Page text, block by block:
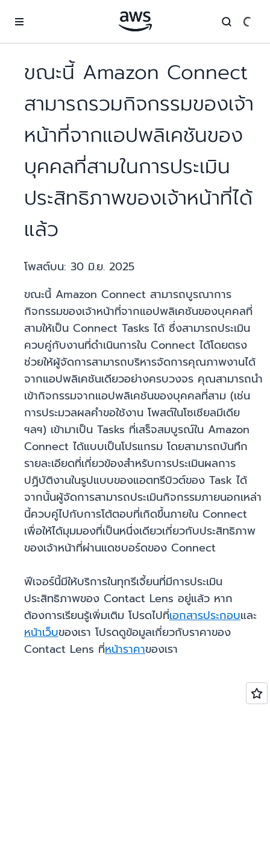
ขณะนี้ Amazon Connect
สามารถรวมกิจกรรมของเจ้า
หน้าที่จากแอปพลิเคชันของ
บุคคลที่สามในการประเมิน
ประสิทธิภาพของเจ้าหน้าที่ได้
แล้ว
โพสต์บน: 30 มิ.ย. 2025
ขณะนี้ Amazon Connect สามารถบูรณาการ
กิจกรรมของเจ้าหน้าที่จากแอปพลิเคชันของบุคคลที่
สามให้เป็น Connect Tasks ได้ ซึ่งสามารถประเมิน
ควบคู่กับงานที่ดำเนินการใน Connect ได้โดยตรง
ช่วยให้ผู้จัดการสามารถบริหารจัดการคุณภาพงานได้
จากแอปพลิเคชันเดียวอย่างครบวงจร คุณสามารถนำ
เข้ากิจกรรมจากแอปพลิเคชันของบุคคลที่สาม (เช่น
การประมวลผลคำขอใช้งาน โพสต์ในโซเชียลมีเดีย
ฯลฯ) เข้ามาเป็น Tasks ที่เสร็จสมบูรณ์ใน Amazon
Connect ได้แบบเป็นโปรแกรม โดยสามารถบันทึก
รายละเอียดที่เกี่ยวข้องสำหรับการประเมินผลการ
ปฏิบัติงานในรูปแบบของแอตทรีบิวต์ของ Task ได้
จากนั้นผู้จัดการสามารถประเมินกิจกรรมภายนอกเหล่า
นี้ควบคู่ไปกับการโต้ตอบที่เกิดขึ้นภายใน Connect
เพื่อให้ได้มุมมองที่เป็นหนึ่งเดียวเกี่ยวกับประสิทธิภาพ
ของเจ้าหน้าที่ผ่านแดชบอร์ดของ Connect
ฟีเจอร์นี้มีให้บริการในทุกรีเจี้ยนที่มีการประเมิน
ประสิทธิภาพของ Contact Lens อยู่แล้ว หาก
ต้องการเรียนรู้เพิ่มเติม โปรดไปที่เอกสารประกอบและ
หน้าเว็บของเรา โปรดดูข้อมูลเกี่ยวกับราคาของ
Contact Lens ที่หน้าราคาของเรา